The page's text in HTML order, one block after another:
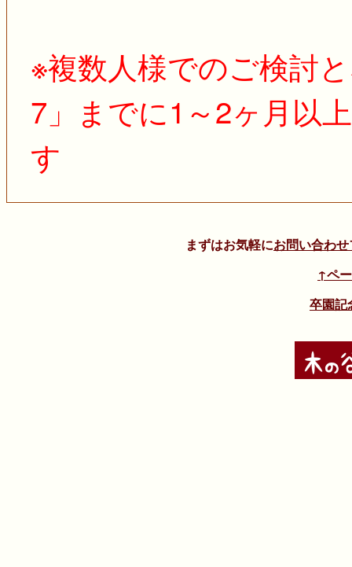
※複数人様でのご検討
7」までに1～2ヶ月以
す
まずはお気軽にお問い合わ
↑ペ
卒園記